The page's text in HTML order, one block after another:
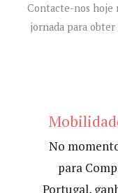
Contacte-nos hoje
jornada para obter
No
para
Portugal,